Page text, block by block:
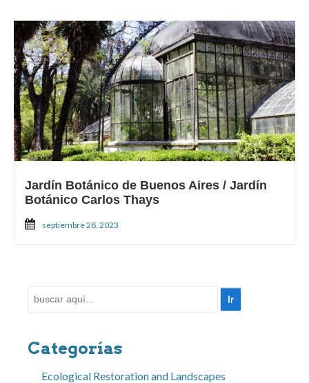
Jardín Botánico de Buenos Aires / Jardín
Botánico Carlos Thays
septiembre 28, 2023
Buscar
Categorías
Ecological Restoration and Landscapes